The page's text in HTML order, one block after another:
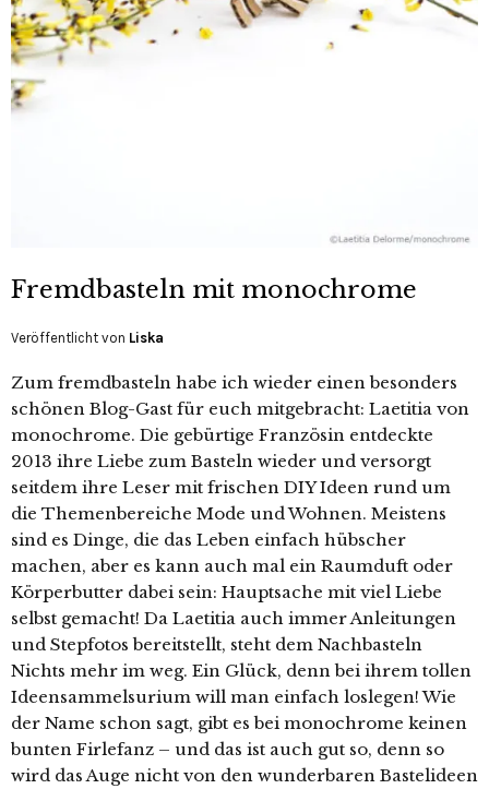
Fremdbasteln mit monochrome
Veröffentlicht von Liska
Zum fremdbasteln habe ich wieder einen besonders
schönen Blog-Gast für euch mitgebracht: Laetitia von
monochrome. Die gebürtige Französin entdeckte
2013 ihre Liebe zum Basteln wieder und versorgt
seitdem ihre Leser mit frischen DIY Ideen rund um
die Themenbereiche Mode und Wohnen. Meistens
sind es Dinge, die das Leben einfach hübscher
machen, aber es kann auch mal ein Raumduft oder
Körperbutter dabei sein: Hauptsache mit viel Liebe
selbst gemacht! Da Laetitia auch immer Anleitungen
und Stepfotos bereitstellt, steht dem Nachbasteln
Nichts mehr im weg. Ein Glück, denn bei ihrem tollen
Ideensammelsurium will man einfach loslegen! Wie
der Name schon sagt, gibt es bei monochrome keinen
bunten Firlefanz – und das ist auch gut so, denn so
wird das Auge nicht von den wunderbaren Bastelideen